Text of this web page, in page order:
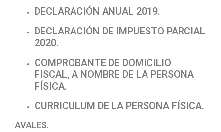
DECLARACIÓN ANUAL 2019.
DECLARACIÓN DE IMPUESTO PARCIAL
2020.
COMPROBANTE DE DOMICILIO
FISCAL, A NOMBRE DE LA PERSONA
FÍSICA.
CURRICULUM DE LA PERSONA FÍSICA.
AVALES.